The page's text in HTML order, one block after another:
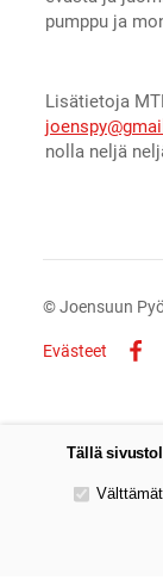
pumppu ja
Lisätietoja
nolla neljä
©Joensuun
Evästeet
Tällä
Valitse